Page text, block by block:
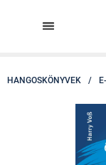
HANGOSKÖNYVEK /